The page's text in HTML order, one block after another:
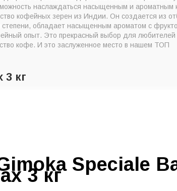
наслаждаться насыщенным и ароматным
кофейных зерен из Индии. Он создается из
обладает насыщенным ароматом с
опыт. Это прекрасный выбор для любителей
кофе. И это заслуженное место в нашем ТОП
3 кг
Speciale
3 кг